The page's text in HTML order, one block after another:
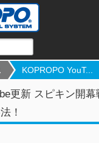
KOPROPO YouT...
更新 スピキン開幕
！